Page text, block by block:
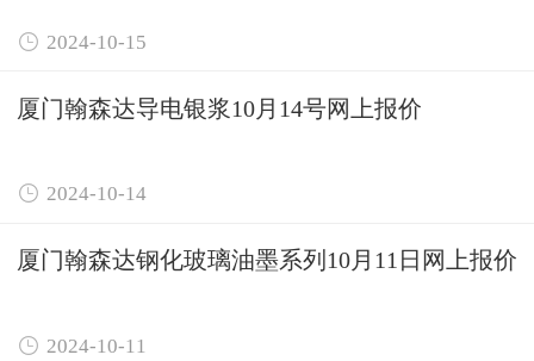
 2024-10-15
厦门翰森达导电银浆10月14号网上报价
 2024-10-14
厦门翰森达钢化玻璃油墨系列10月11日网上报价
 2024-10-11